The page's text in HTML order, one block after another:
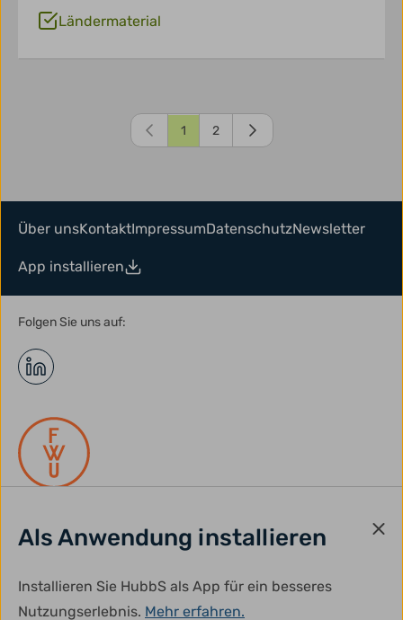
Ländermaterial
1 2
Als Anwendung installieren
Installieren Sie HubbS als App für ein besseres
Nutzungserlebnis. Mehr erfahren.
Über unsKontaktImpressumDatenschutzNewsletter
App installieren
Folgen Sie uns auf:
gefördert durch: